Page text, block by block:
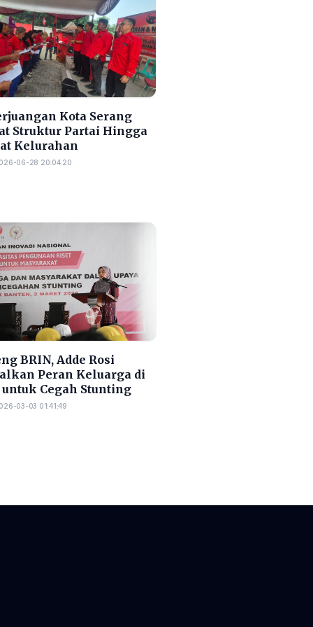
Kota Serang
Struktur Partai Hingga
Kelurahan
06-28 20:04:20
BRIN, Adde Rosi
Peran Keluarga di
Cegah Stunting
03-03 01:41:49